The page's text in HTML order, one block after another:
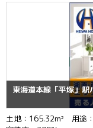
東海道本線「平塚」
土地：165.32m² 用途